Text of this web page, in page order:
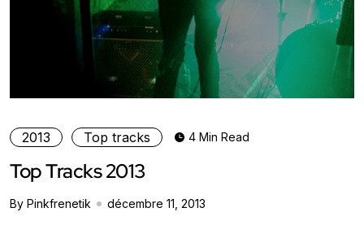
2013 Top tracks 4 Min Read
Top Tracks 2013
By Pinkfrenetik décembre 11, 2013